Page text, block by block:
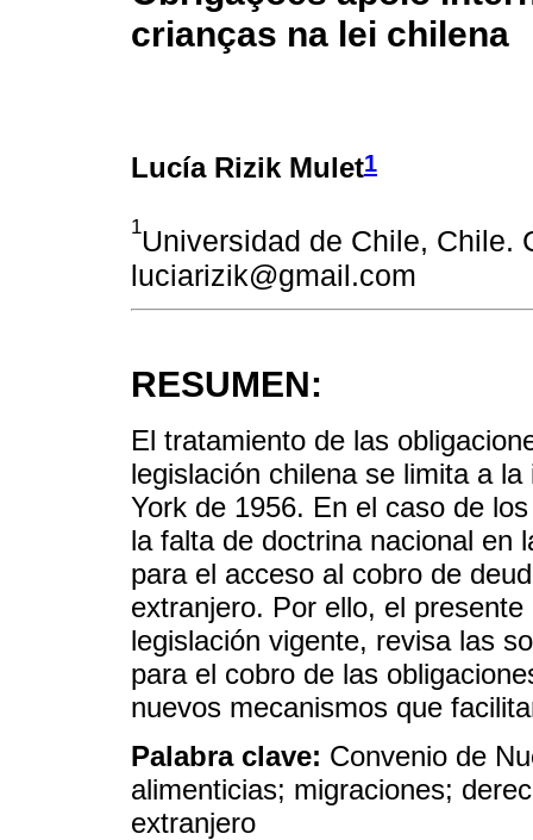
crianças na lei chilena
Lucía Rizik Mulet1
1Universidad de Chile, Chile.
luciarizik@gmail.com
RESUMEN:
El tratamiento de las
legislación chilena se limita a
York de 1956. En el caso de
la falta de doctrina nacional en
para el acceso al cobro de
extranjero. Por ello, el
legislación vigente, revisa las
para el cobro de las
nuevos mecanismos que
Palabra clave: Convenio de
alimenticias; migraciones;
extranjero